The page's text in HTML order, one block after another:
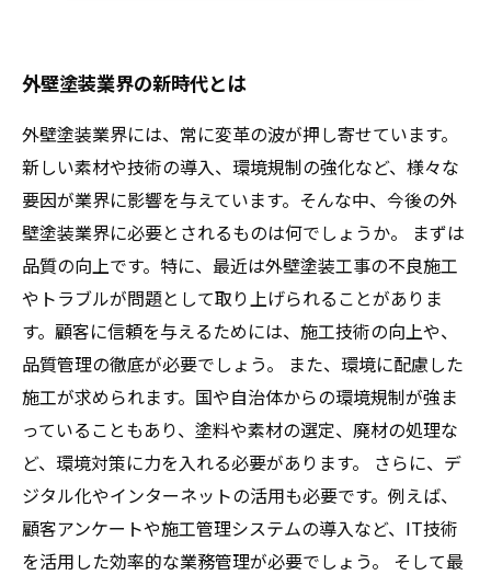
外壁塗装業界の新時代とは
外壁塗装業界には、常に変革の波が押し寄せています。
新しい素材や技術の導入、環境規制の強化など、様々な
要因が業界に影響を与えています。そんな中、今後の外
壁塗装業界に必要とされるものは何でしょうか。 まずは
品質の向上です。特に、最近は外壁塗装工事の不良施工
やトラブルが問題として取り上げられることがありま
す。顧客に信頼を与えるためには、施工技術の向上や、
品質管理の徹底が必要でしょう。 また、環境に配慮した
施工が求められます。国や自治体からの環境規制が強ま
っていることもあり、塗料や素材の選定、廃材の処理な
ど、環境対策に力を入れる必要があります。 さらに、デ
ジタル化やインターネットの活用も必要です。例えば、
顧客アンケートや施工管理システムの導入など、IT技術
を活用した効率的な業務管理が必要でしょう。 そして最